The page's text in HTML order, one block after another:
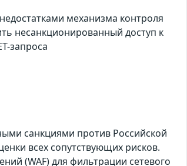
механизма контроля
несанкционированный доступ к
запроса
санкциями против Российской
всех сопутствующих рисков.
(WAF) для фильтрации сетевого